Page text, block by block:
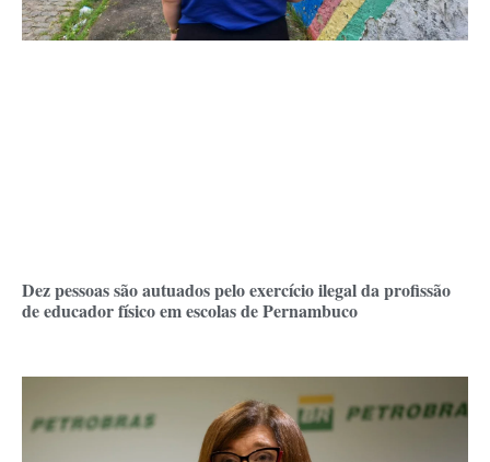
Dez pessoas são autuados pelo exercício ilegal da profissão
de educador físico em escolas de Pernambuco